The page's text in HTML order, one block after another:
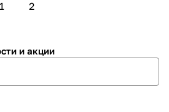
1 2
и акции